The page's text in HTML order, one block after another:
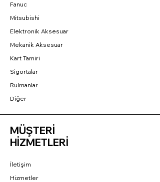
Fanuc
Mitsubishi
Elektronik Aksesuar
Mekanik Aksesuar
Kart Tamiri
Sigortalar
Rulmanlar
Diğer
MÜŞTERİ
HİZMETLERİ
İletişim
Hizmetler